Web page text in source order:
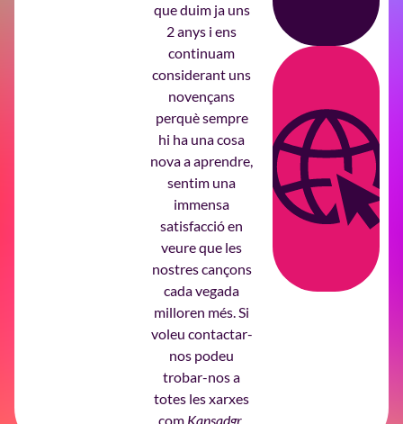
que duim ja uns
2 anys i ens
continuam
considerant uns
novençans
perquè sempre
hi ha una cosa
nova a aprendre,
sentim una
immensa
satisfacció en
veure que les
nostres cançons
cada vegada
milloren més. Si
voleu contactar-
nos podeu
trobar-nos a
totes les xarxes
com Kansadgr